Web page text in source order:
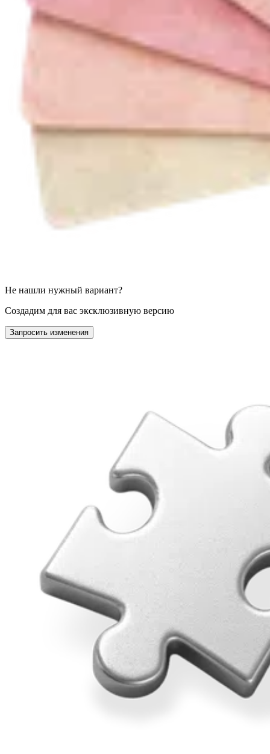
Не нашли нужный вариант?
Создадим для вас эксклюзивную версию
Запросить изменения